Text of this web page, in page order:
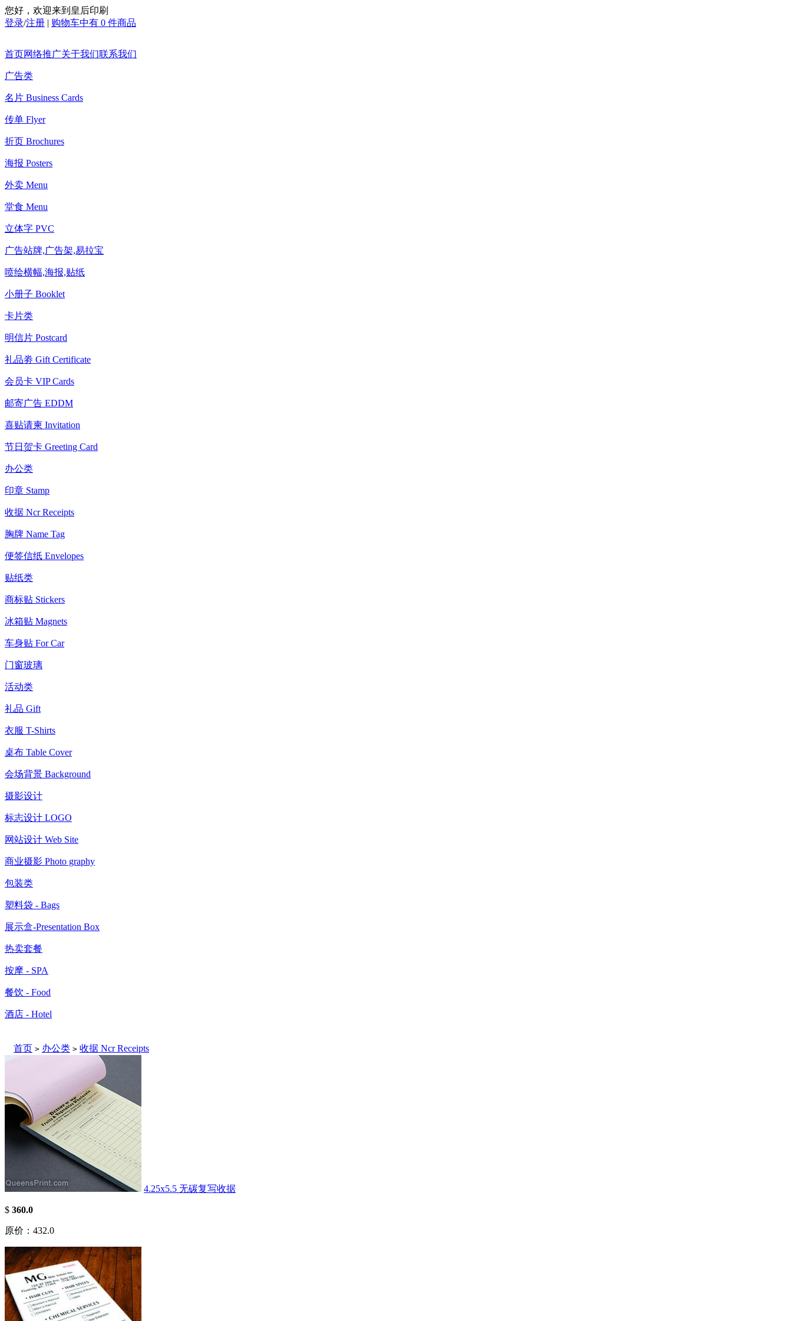
您好，欢迎来到皇后印刷
登录/注册 | 购物车中有 0 件商品
首页网络推广关于我们联系我们
广告类
名片 Business Cards
传单 Flyer
折页 Brochures
海报 Posters
外卖 Menu
堂食 Menu
立体字 PVC
广告站牌,广告架,易拉宝
喷绘横幅,海报,贴纸
小册子 Booklet
卡片类
明信片 Postcard
礼品劵 Gift Certificate
会员卡 VIP Cards
邮寄广告 EDDM
喜贴请柬 Invitation
节日贺卡 Greeting Card
办公类
印章 Stamp
收据 Ncr Receipts
胸牌 Name Tag
便签信纸 Envelopes
贴纸类
商标贴 Stickers
冰箱贴 Magnets
车身贴 For Car
门窗玻璃
活动类
礼品 Gift
衣服 T-Shirts
桌布 Table Cover
会场背景 Background
摄影设计
标志设计 LOGO
网站设计 Web Site
商业摄影 Photo graphy
包装类
塑料袋 - Bags
展示盒-Presentation Box
热卖套餐
按摩 - SPA
餐饮 - Food
酒店 - Hotel
首页 > 办公类 > 收据 Ncr Receipts
4.25x5.5 无碳复写收据
$ 360.0
原价：432.0